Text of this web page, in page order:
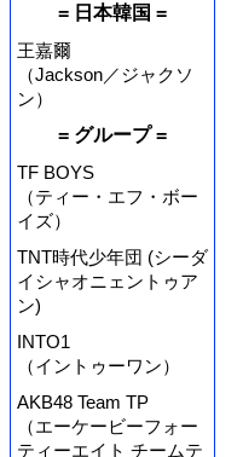
= 日本韓国 =
王嘉爾
（Jackson／ジャクソ
ン）
= グループ =
TF BOYS
（ティー・エフ・ボー
イズ）
TNT時代少年団 (シーダ
イシャオニェントゥア
ン)
INTO1
（イントゥーワン）
AKB48 Team TP
（エーケービーフォー
ティーエイト チームテ